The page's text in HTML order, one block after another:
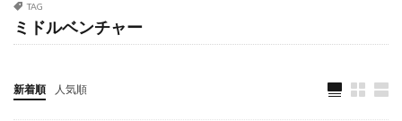
TAG
ミドルベンチャー
新着順 人気順
20代 日系グローバル企業